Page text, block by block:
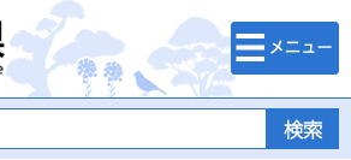
千葉県
検索・メニュ
ー